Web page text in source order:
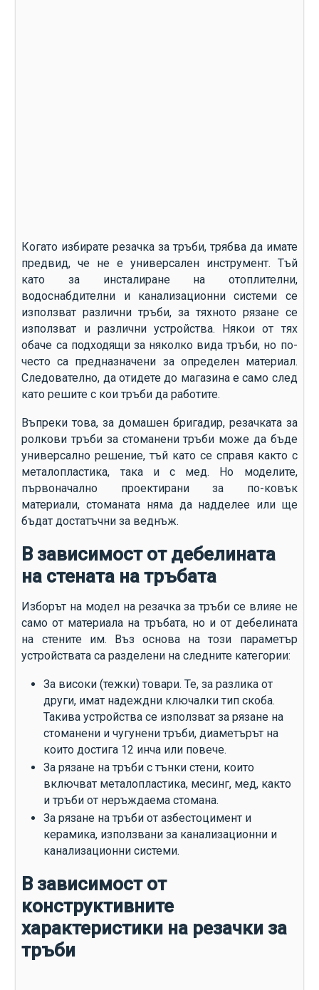
Когато избирате резачка за тръби, трябва да имате
предвид, че не е универсален инструмент. Тъй
като за инсталиране на отоплителни,
водоснабдителни и канализационни системи се
използват различни тръби, за тяхното рязане се
използват и различни устройства. Някои от тях
обаче са подходящи за няколко вида тръби, но по-
често са предназначени за определен материал.
Следователно, да отидете до магазина е само след
като решите с кои тръби да работите.
Въпреки това, за домашен бригадир, резачката за
ролкови тръби за стоманени тръби може да бъде
универсално решение, тъй като се справя както с
металопластика, така и с мед. Но моделите,
първоначално проектирани за по-ковък
материали, стоманата няма да надделее или ще
бъдат достатъчни за веднъж.
В зависимост от дебелината
на стената на тръбата
Изборът на модел на резачка за тръби се влияе не
само от материала на тръбата, но и от дебелината
на стените им. Въз основа на този параметър
устройствата са разделени на следните категории:
За високи (тежки) товари. Те, за разлика от
други, имат надеждни ключалки тип скоба.
Такива устройства се използват за рязане на
стоманени и чугунени тръби, диаметърът на
които достига 12 инча или повече.
За рязане на тръби с тънки стени, които
включват металопластика, месинг, мед, както
и тръби от неръждаема стомана.
За рязане на тръби от азбестоцимент и
керамика, използвани за канализационни и
канализационни системи.
В зависимост от
конструктивните
характеристики на резачки за
тръби